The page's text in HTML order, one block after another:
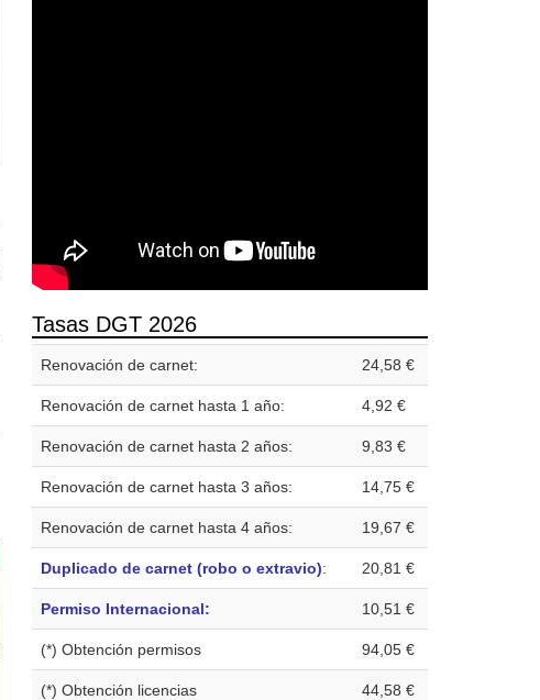
Tasas DGT 2026
Renovación de carnet: 24,58 €
Renovación de carnet hasta 1 año: 4,92 €
Renovación de carnet hasta 2 años: 9,83 €
Renovación de carnet hasta 3 años: 14,75 €
Renovación de carnet hasta 4 años: 19,67 €
Duplicado de carnet (robo o extravio): 20,81 €
Permiso Internacional: 10,51 €
(*) Obtención permisos 94,05 €
(*) Obtención licencias 44,58 €